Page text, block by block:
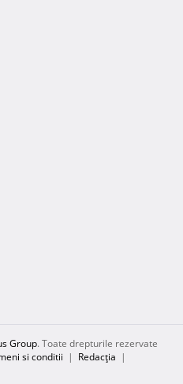
Group. Toate drepturile rezervate
si conditii | Redacţia |